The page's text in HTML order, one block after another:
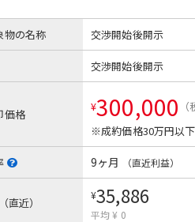
物の名称 交渉開始後開示
交渉開始後開示
価格 ¥300,000
※成約価格30万円以
9ヶ月 （直近利益）
直近）
¥35,886
平均 ¥ 0